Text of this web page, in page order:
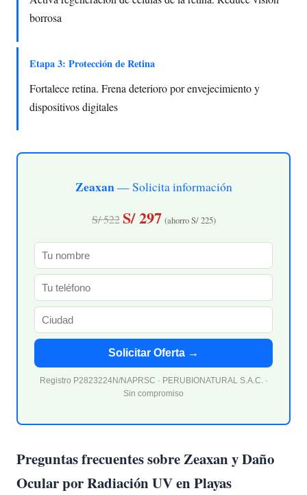
borrosa
Etapa 3: Protección de Retina
Fortalece retina. Frena deterioro por envejecimiento y
dispositivos digitales
Zeaxan— Solicita información
S/ 522 S/ 297 (ahorro S/ 225)
Solicitar Oferta →
Registro P2823224N/NAPRSC · PERUBIONATURAL S.A.C. ·
Sin compromiso
Preguntas frecuentes sobre Zeaxan y Daño
Ocular por Radiación UV en Playas